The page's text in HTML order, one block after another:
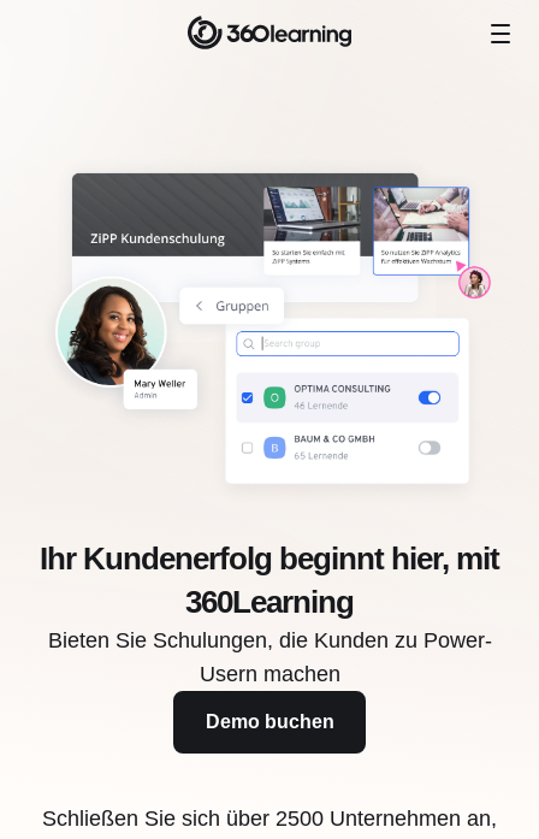
Ihr Kundenerfolg beginnt hier, mit
360Learning
Bieten Sie Schulungen, die Kunden zu Power-
Usern machen
Demo buchen
Schließen Sie sich über 2500 Unternehmen an,